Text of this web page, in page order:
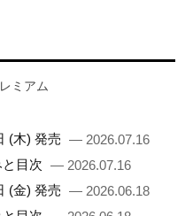
ミアム
(木) 発売 — 2026.07.16
目次 — 2026.07.16
(金) 発売 — 2026.06.18